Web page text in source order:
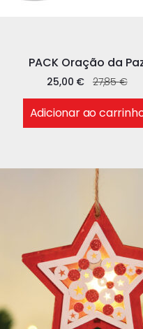
PACK Oração da
27,85€
25,00 €
Adicionar ao